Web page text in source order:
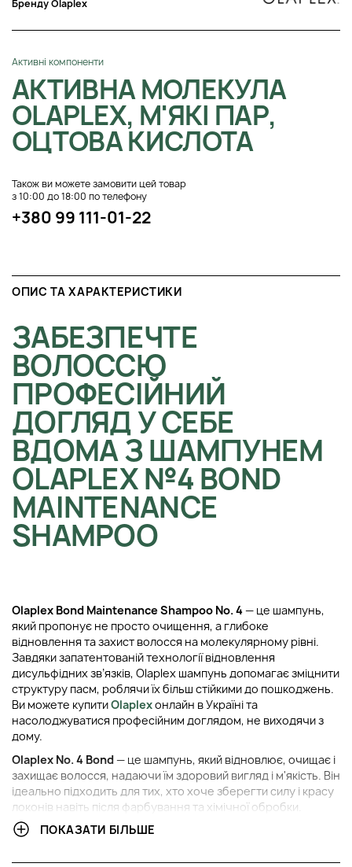
Бренду Olaplex
Активні компоненти
АКТИВНА МОЛЕКУЛА
OLAPLEX, М'ЯКІ ПАР,
ОЦТОВА КИСЛОТА
Також ви можете замовити цей товар
з 10:00 до 18:00 по телефону
+380 99 111-01-22
ОПИС ТА ХАРАКТЕРИСТИКИ
ЗАБЕЗПЕЧТЕ
ВОЛОССЮ
ПРОФЕСІЙНИЙ
ДОГЛЯД У СЕБЕ
ВДОМА З ШАМПУНЕМ
OLAPLEX №4 BOND
MAINTENANCE
SHAMPOO
Olaplex Bond Maintenance Shampoo No. 4— це шампунь,
який пропонує не просто очищення, а глибоке
відновлення та захист волосся на молекулярному рівні.
Завдяки запатентованій технології відновлення
дисульфідних зв’язків, Olaplex шампунь допомагає зміцнити
структуру пасм, роблячи їх більш стійкими до пошкоджень.
Ви можете купитиOlaplexонлайн в Україні та
насолоджуватися професійним доглядом, не виходячи з
дому.
Olaplex No. 4 Bond— це шампунь, який відновлює, очищає і
захищає волосся, надаючи їм здоровий вигляд і м'якість. Він
ідеально підходить для тих, хто хоче зберегти силу і красу
локонів навіть після фарбування та хімічної обробки.
ПЕРЕВАГИ ШАМПУНЮ OLAPLEX
ПОКАЗАТИ БІЛЬШЕ